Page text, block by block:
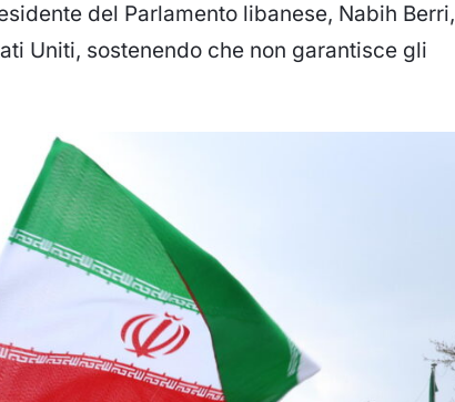
del Parlamento libanese, Nabih Berri,
Uniti, sostenendo che non garantisce gli